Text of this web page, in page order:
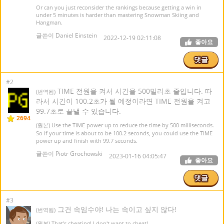
Or can you just reconsider the rankings because getting a win in
under 5 minutes is harder than mastering Snowman Skiing and
Hangman.
글쓴이 Daniel Einstein 2022-12-19 02:11:08 좋아요
댓글
#2
2694
(번역됨) TIME 전원을 켜서 시간을 500밀리초 줄입니다. 따
라서 시간이 100.2초가 될 예정이라면 TIME 전원을 켜고
99.7초로 끝낼 수 있습니다.
(원본) Use the TIME power up to reduce the time by 500 milliseconds.
So if your time is about to be 100.2 seconds, you could use the TIME
power up and finish with 99.7 seconds.
글쓴이 Piotr Grochowski 2023-01-16 04:05:47 좋아요
댓글
#3
(번역됨) 그건 속임수야! 나는 속이고 싶지 않다!